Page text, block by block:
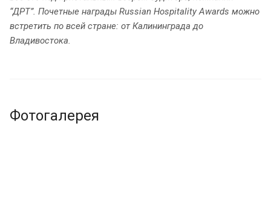
“ДРТ”. Почетные награды Russian Hospitality Awards можно
встретить по всей стране: от Калининграда до
Владивостока.
Фотогалерея